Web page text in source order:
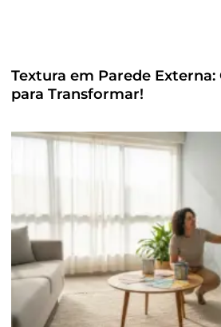
Textura em Parede
para Transformar!